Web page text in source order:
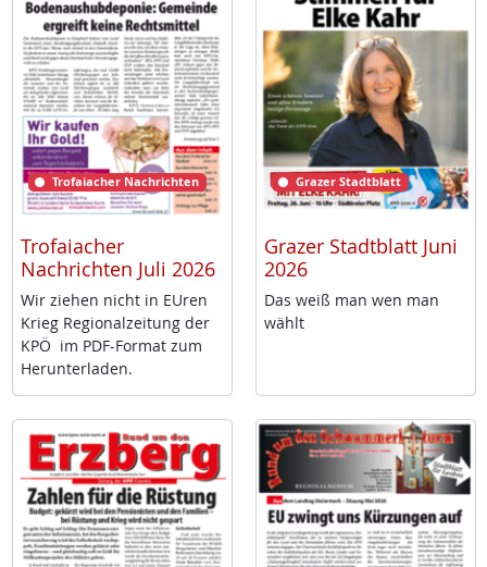
Trofaiacher Nachrichten
Trofaiacher
Nachrichten Juli 2026
Wir zie­hen nicht in EU­ren
Krieg Re­gio­nal­zei­tung der
KPÖ im PDF-For­mat zum
Her­un­ter­la­den.
Grazer Stadtblatt
Grazer Stadtblatt Juni
2026
Das weiß man wen man
wählt